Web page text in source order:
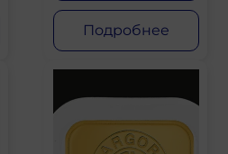
Подробнее